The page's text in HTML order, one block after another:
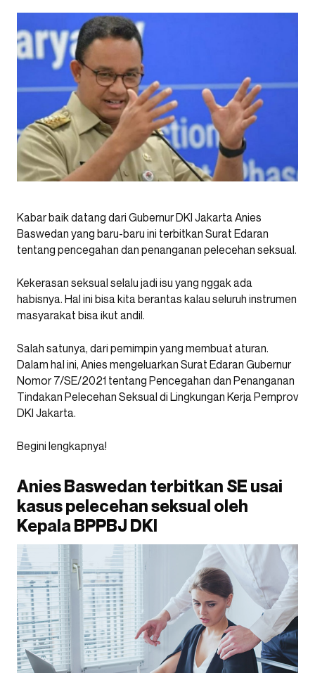
Kabar baik datang dari Gubernur DKI Jakarta Anies
Baswedan yang baru-baru ini terbitkan Surat Edaran
tentang pencegahan dan penanganan pelecehan seksual.
Kekerasan seksual selalu jadi isu yang nggak ada
habisnya. Hal ini bisa kita berantas kalau seluruh instrumen
masyarakat bisa ikut andil.
Salah satunya, dari pemimpin yang membuat aturan.
Dalam hal ini, Anies mengeluarkan Surat Edaran Gubernur
Nomor 7/SE/2021 tentang Pencegahan dan Penanganan
Tindakan Pelecehan Seksual di Lingkungan Kerja Pemprov
DKI Jakarta.
Begini lengkapnya!
Anies Baswedan terbitkan SE usai
kasus pelecehan seksual oleh
Kepala BPPBJ DKI